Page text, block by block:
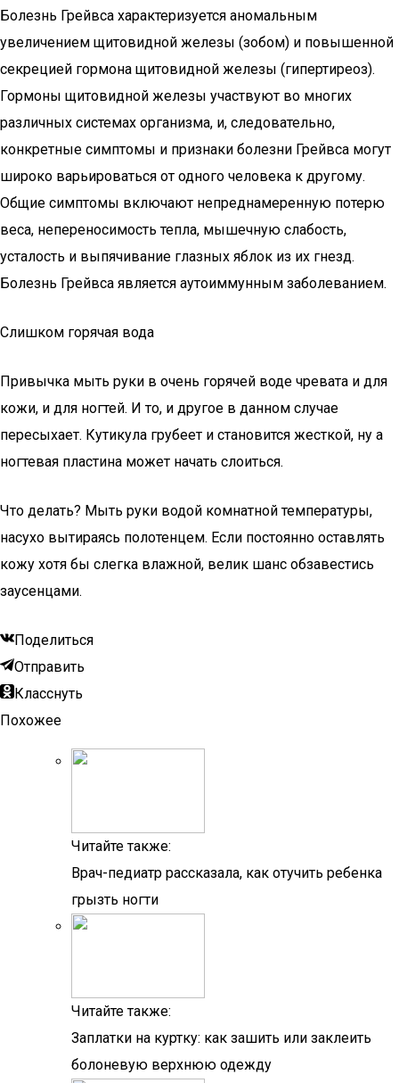
Болезнь Грейвса характеризуется аномальным
увеличением щитовидной железы (зобом) и повышенной
секрецией гормона щитовидной железы (гипертиреоз).
Гормоны щитовидной железы участвуют во многих
различных системах организма, и, следовательно,
конкретные симптомы и признаки болезни Грейвса могут
широко варьироваться от одного человека к другому.
Общие симптомы включают непреднамеренную потерю
веса, непереносимость тепла, мышечную слабость,
усталость и выпячивание глазных яблок из их гнезд.
Болезнь Грейвса является аутоиммунным заболеванием.
Слишком горячая вода
Привычка мыть руки в очень горячей воде чревата и для
кожи, и для ногтей. И то, и другое в данном случае
пересыхает. Кутикула грубеет и становится жесткой, ну а
ногтевая пластина может начать слоиться.
Что делать? Мыть руки водой комнатной температуры,
насухо вытираясь полотенцем. Если постоянно оставлять
кожу хотя бы слегка влажной, велик шанс обзавестись
заусенцами.
Поделиться
Отправить
Класснуть
Похожее
Читайте также:
Врач-педиатр рассказала, как отучить ребенка
грызть ногти
Читайте также:
Заплатки на куртку: как зашить или заклеить
болоневую верхнюю одежду